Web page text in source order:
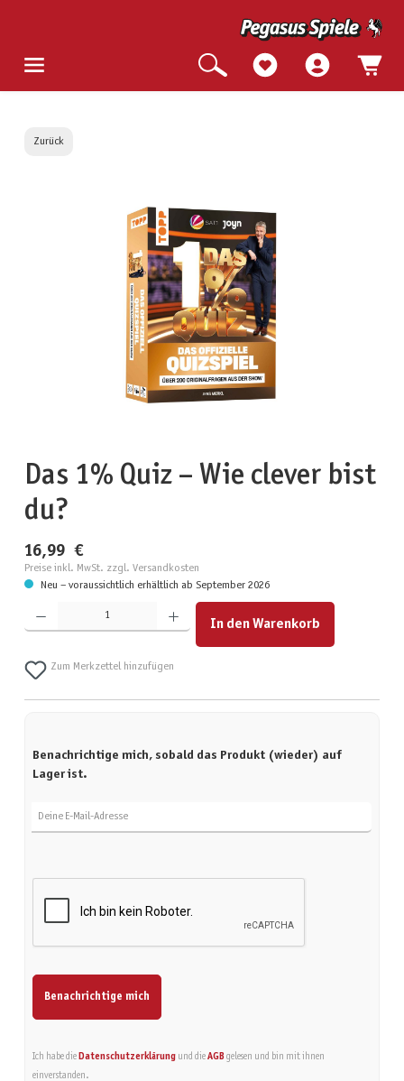
Zurück
Bildergalerie überspringen
Das 1% Quiz – Wie clever bist
du?
16,99 €
Preise inkl. MwSt. zzgl. Versandkosten
Neu – voraussichtlich erhältlich ab September 2026
Produkt Anzahl: Gib den gewünschten Wert ein oder benutze die Schaltflächen um die Anzahl zu
In den Warenkorb
Zum Merkzettel hinzufügen
Benachrichtige mich, sobald das Produkt (wieder) auf
Lager ist.
Benachrichtige mich
Ich habe die Datenschutzerklärungund die AGBgelesen und bin mit ihnen
einverstanden.